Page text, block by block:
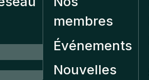
membres
Événements
Nouvelles